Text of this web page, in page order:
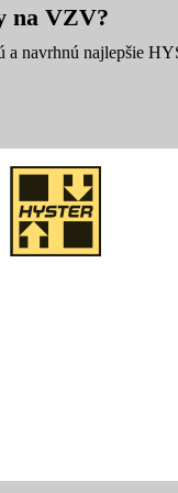
na VZV?
navrhnú najlepšie